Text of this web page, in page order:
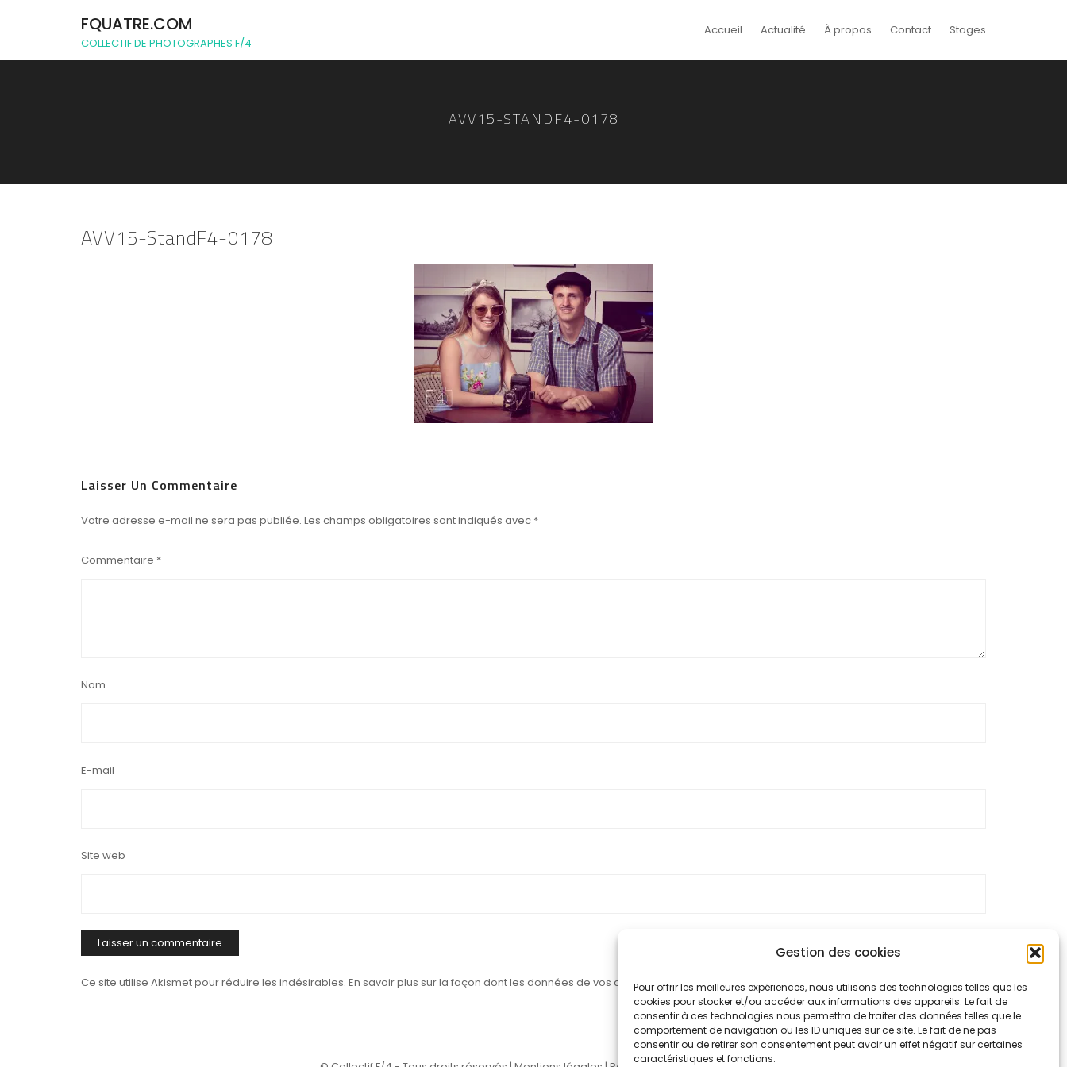
Gestion des cookies
Pour offrir les meilleures expériences, nous utilisons des technologies telles que les
cookies pour stocker et/ou accéder aux informations des appareils. Le fait de
consentir à ces technologies nous permettra de traiter des données telles que le
comportement de navigation ou les ID uniques sur ce site. Le fait de ne pas
consentir ou de retirer son consentement peut avoir un effet négatif sur certaines
caractéristiques et fonctions.
FQUATRE.COM
COLLECTIF DE PHOTOGRAPHES F/4
Accueil Actualité À propos Contact Stages
AVV15-STANDF4-0178
AVV15-StandF4-0178
Laisser Un Commentaire
Votre adresse e-mail ne sera pas publiée. Les champs obligatoires sont indiqués avec *
Commentaire *
Nom
E-mail
Site web
Ce site utilise Akismet pour réduire les indésirables. En savoir plus sur la façon dont les données de vos commentaires sont traitées.